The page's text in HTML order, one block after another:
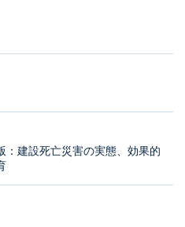
：建設死亡災害の実態、効果的